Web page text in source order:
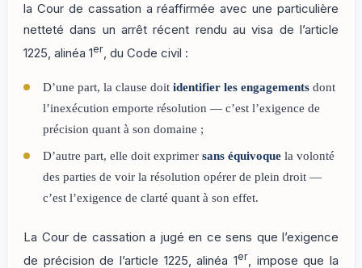
la Cour de cassation a réaffirmée avec une particulière
netteté dans un arrêt récent rendu au visa de l’article
1225, alinéa 1er , du Code civil :
D’une part, la clause doit identifier les engagementsdont
l’inexécution emporte résolution — c’est l’exigence de
précision quant à son domaine ;
D’autre part, elle doit exprimer sans équivoquela volonté
des parties de voir la résolution opérer de plein droit —
c’est l’exigence de clarté quant à son effet.
La Cour de cassation a jugé en ce sens que l’exigence
de précision de l’article 1225, alinéa 1er, impose que la